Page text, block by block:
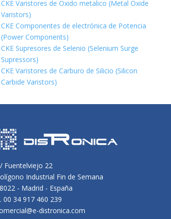
CKE Varistores de Oxido metalico (Metal Oxide
Varistors)
CKE Componentes de electrónica de Potencia
(Power Components)
CKE Supresores de Selenio (Selenium Surge
Supressors)
CKE Varistores de Carburo de Silicio (Silicon
Carbide Varistors)
Fuentelviejo 22
Industrial Fin de Semana
- Madrid - España
00 34 917 460 239
distronica.com